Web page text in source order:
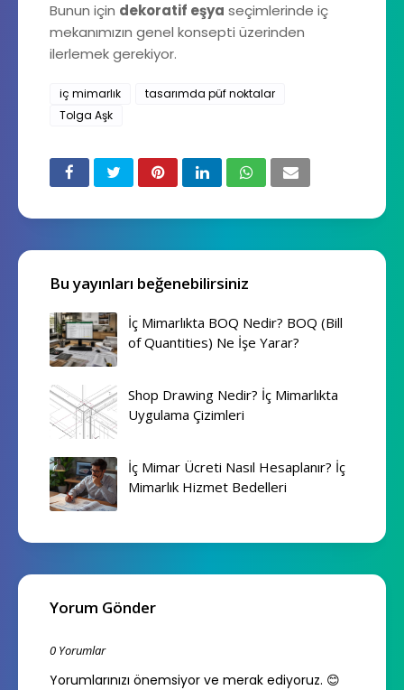
Bunun için dekoratif eşya seçimlerinde iç
mekanımızın genel konsepti üzerinden
ilerlemek gerekiyor.
iç mimarlık
tasarımda püf noktalar
Tolga Aşk
Bu yayınları beğenebilirsiniz
İç Mimarlıkta BOQ Nedir? BOQ (Bill
of Quantities) Ne İşe Yarar?
Shop Drawing Nedir? İç Mimarlıkta
Uygulama Çizimleri
İç Mimar Ücreti Nasıl Hesaplanır? İç
Mimarlık Hizmet Bedelleri
Yorum Gönder
0 Yorumlar
Yorumlarınızı önemsiyor ve merak ediyoruz. 😊